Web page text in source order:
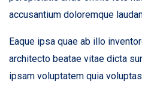
accusantium doloremque
Eaque ipsa quae ab illo
architecto beatae vitae dicta
ipsam voluptatem quia